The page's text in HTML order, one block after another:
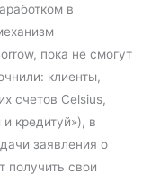
в
пока не смогут
клиенты,
счетов Celsius,
кредитуй»), в
заявления о
получить свои